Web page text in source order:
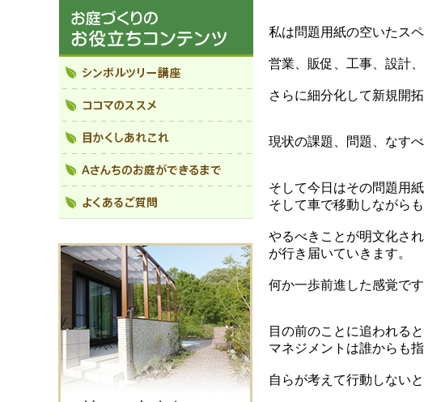
私は問題用紙の空いたス
営業、販促、工事、設計、
さらに細分化して新規開
現状の課題、問題、なす
そして今日はその問題用
そして車で移動しながら
やるべきことが明文化さ
が行き届いていきます。
何か一歩前進した感覚です
目の前のことに追われる
マネジメントは誰からも
自らが考えて行動しない